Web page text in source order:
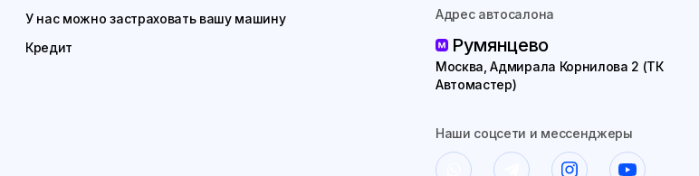
У нас можно застраховать вашу машину
Кредит
Адрес автосалона
Румянцево
Москва, Адмирала Корнилова 2 (ТК
Автомастер)
Наши соцсети и мессенджеры